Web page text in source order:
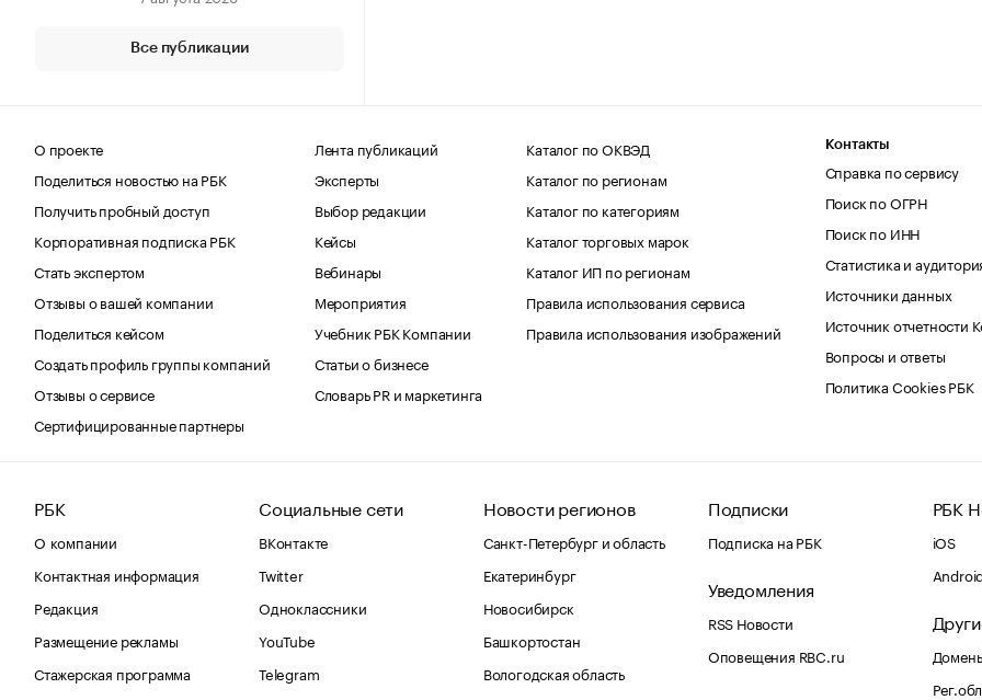
Все публикации
О проекте
Поделиться новостью на РБК
Получить пробный доступ
Корпоративная подписка РБК
Стать экспертом
Отзывы о вашей компании
Поделиться кейсом
Создать профиль группы компаний
Отзывы о сервисе
Сертифицированные партнеры
Лента публикаций
Эксперты
Выбор редакции
Кейсы
Вебинары
Мероприятия
Учебник РБК Компании
Статьи о бизнесе
Словарь PR и маркетинга
Каталог по ОКВЭД
Каталог по регионам
Каталог по категориям
Каталог торговых марок
Каталог ИП по регионам
Правила использования сервиса
Правила использования изображений
Контакты
Справка по сервису
Поиск по ОГРН
Поиск по ИНН
Статистика и
Источники данных
Источник отчетности
Вопросы и ответы
Политика Cookies РБК
РБК
О компании
Контактная информация
Редакция
Размещение рекламы
Стажерская программа
Социальные сети
ВКонтакте
Twitter
Одноклассники
YouTube
Telegram
Новости регионов
Санкт-Петербург и область
Екатеринбург
Новосибирск
Башкортостан
Вологодская область
Подписки
Подписка на РБК
Уведомления
RSS Новости
Оповещения RBC.ru
РБК
iOS